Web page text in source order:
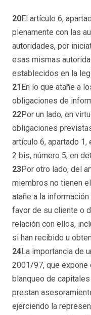
20El artículo 6,
plenamente con las
autoridades, por
esas mismas
establecidos en la
21 En lo que atañe a
obligaciones de
22Por un lado, en
obligaciones
artículo 6, apartado
2 bis, número 5, en
23Por otro lado, del
miembros no tienen
atañe a la
favor de su cliente o
relación con ellos,
si han recibido u
24La importancia de
2001/97, que expone
blanqueo de
prestan
ejerciendo la